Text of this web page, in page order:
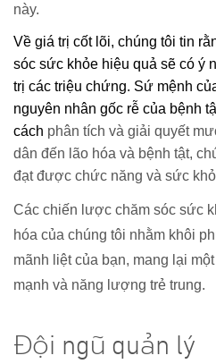
này.
Về giá trị cốt lõi, chúng tôi tin
sóc sức khỏe hiệu quả sẽ có ý
trị các triệu chứng. Sứ mệnh
nguyên nhân gốc rễ của bệnh
cách phân tích và giải quyết
dân đến lão hóa và bệnh tật,
đạt được chức năng và sức
Các chiến lược chăm sóc sức
hóa của chúng tôi nhằm khôi
mãnh liệt của bạn, mang lại
mạnh và năng lượng trẻ trung.
Đội ngũ quản lý